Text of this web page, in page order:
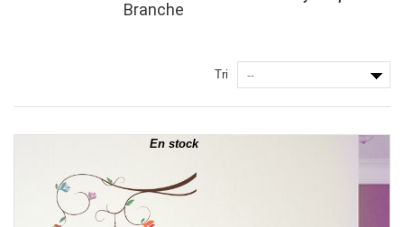
Branche
Tri --
En stock